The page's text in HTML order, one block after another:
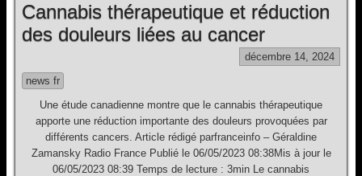
Cannabis thérapeutique et réduction
des douleurs liées au cancer
décembre 14, 2024
news fr
Une étude canadienne montre que le cannabis thérapeutique
apporte une réduction importante des douleurs provoquées par
différents cancers. Article rédigé parfranceinfo – Géraldine
Zamansky Radio France Publié le 06/05/2023 08:38Mis à jour le
06/05/2023 08:39 Temps de lecture : 3min Le cannabis